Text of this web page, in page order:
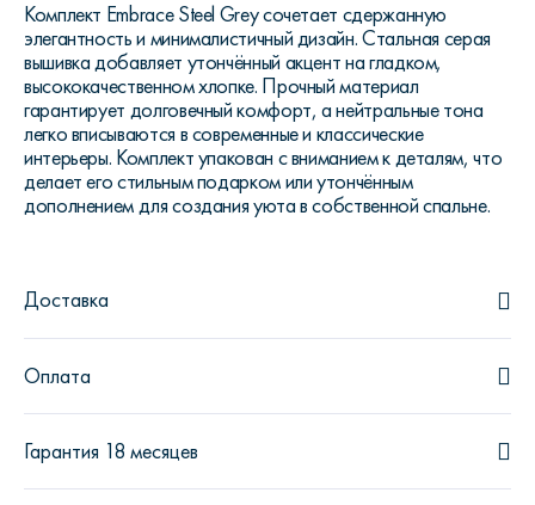
Комплект Embrace Steel Grey сочетает сдержанную
элегантность и минималистичный дизайн. Стальная серая
вышивка добавляет утончённый акцент на гладком,
высококачественном хлопке. Прочный материал
гарантирует долговечный комфорт, а нейтральные тона
легко вписываются в современные и классические
интерьеры. Комплект упакован с вниманием к деталям, что
делает его стильным подарком или утончённым
дополнением для создания уюта в собственной спальне.
Доставка
Оплата
Гарантия 18 месяцев